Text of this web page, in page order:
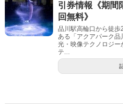
引券情報《期間
回無料》
品川駅高輪口から徒歩
ある「アクアパーク品
光・映像テクノロジー
テ...